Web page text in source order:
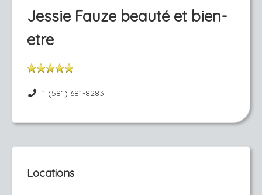
Jessie Fauze beauté et bien-
etre
1 (581) 681-8283
Locations